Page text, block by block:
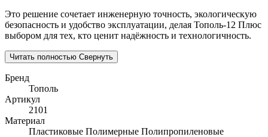
Это решение сочетает инженерную точность, экологическую
безопасность и удобство эксплуатации, делая Тополь-12 Плюс
выбором для тех, кто ценит надёжность и технологичность.
Читать полностью Свернуть
Бренд
Тополь
Артикул
2101
Материал
Пластиковые Полимерные Полипропиленовые